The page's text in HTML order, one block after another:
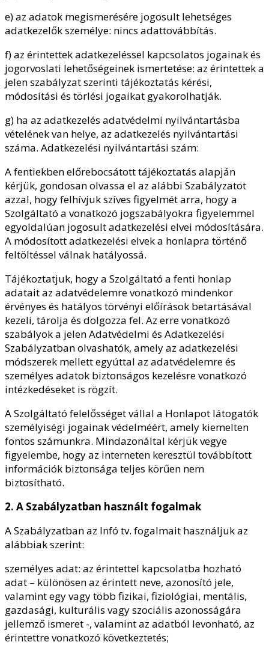
e) az adatok megismerésére jogosult lehetséges
adatkezelők személye: nincs adattovábbítás.
f) az érintettek adatkezeléssel kapcsolatos jogainak és
jogorvoslati lehetőségeinek ismertetése: az érintettek a
jelen szabályzat szerinti tájékoztatás kérési,
módosítási és törlési jogaikat gyakorolhatják.
g) ha az adatkezelés adatvédelmi nyilvántartásba
vételének van helye, az adatkezelés nyilvántartási
száma. Adatkezelési nyilvántartási szám:
A fentiekben előrebocsátott tájékoztatás alapján
kérjük, gondosan olvassa el az alábbi Szabályzatot
azzal, hogy felhívjuk szíves figyelmét arra, hogy a
Szolgáltató a vonatkozó jogszabályokra figyelemmel
egyoldalúan jogosult adatkezelési elvei módosítására.
A módosított adatkezelési elvek a honlapra történő
feltöltéssel válnak hatályossá.
Tájékoztatjuk, hogy a Szolgáltató a fenti honlap
adatait az adatvédelemre vonatkozó mindenkor
érvényes és hatályos törvényi előírások betartásával
kezeli, tárolja és dolgozza fel. Az erre vonatkozó
szabályok a jelen Adatvédelmi és Adatkezelési
Szabályzatban olvashatók, amely az adatkezelési
módszerek mellett egyúttal az adatvédelemre és
személyes adatok biztonságos kezelésre vonatkozó
intézkedéseket is rögzít.
A Szolgáltató felelősséget vállal a Honlapot látogatók
személyiségi jogainak védelméért, amely kiemelten
fontos számunkra. Mindazonáltal kérjük vegye
figyelembe, hogy az interneten keresztül továbbított
információk biztonsága teljes körűen nem
biztosítható.
2. A Szabályzatban használt fogalmak
A Szabályzatban az Infó tv. fogalmait használjuk az
alábbiak szerint:
személyes adat: az érintettel kapcsolatba hozható
adat – különösen az érintett neve, azonosító jele,
valamint egy vagy több fizikai, fiziológiai, mentális,
gazdasági, kulturális vagy szociális azonosságára
jellemző ismeret -, valamint az adatból levonható, az
érintettre vonatkozó következtetés;